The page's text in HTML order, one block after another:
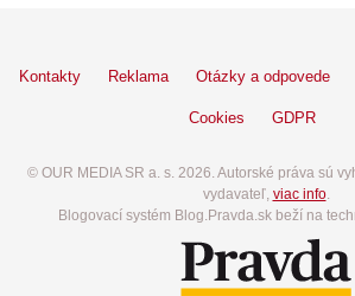
Kontakty Reklama Otázky a odpovede
Cookies GDPR
© OUR MEDIA SR a. s. 2026. Autorské práva sú
vydavateľ, viac info.
Blogovací systém Blog.Pravda.sk beží na